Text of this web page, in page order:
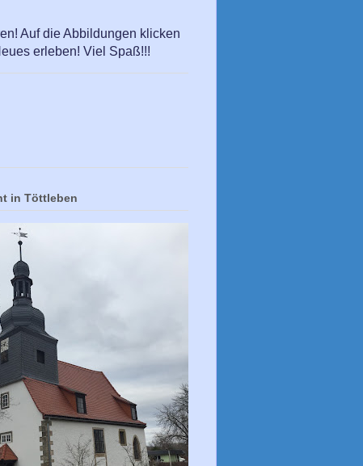
Auf die Abbildungen klicken
erleben! Viel Spaß!!!
in Töttleben